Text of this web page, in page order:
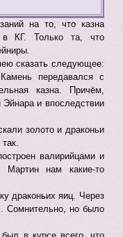
на то, что казна
в КГ. Только та, что
сказать следующее:
передавался с
казна. Причём,
и впоследствии
золото и драконьи
валирийцами и
Мартин нам какие-то
драконьих яиц. Через
Сомнительно, но было